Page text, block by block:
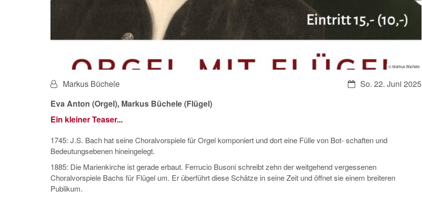
© Markus Büchele
Datum:So. 22. Juni 2025
Von:Markus Büchele
Eva Anton (Orgel), Markus Büchele (Flügel)
Ein kleiner Teaser...
1745: J.S. Bach hat seine Choralvorspiele für Orgel komponiert und dort eine Fülle von Bot- schaften und
Bedeutungsebenen hineingelegt.
1885: Die Marienkirche ist gerade erbaut. Ferrucio Busoni schreibt zehn der weitgehend vergessenen
Choralvorspiele Bachs für Flügel um. Er überführt diese Schätze in seine Zeit und öffnet sie einem breiteren
Publikum.